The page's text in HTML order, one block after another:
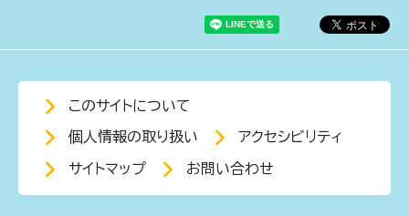
このサイトについて
個人情報の取り扱い アクセシビリティ
サイトマップ お問い合わせ